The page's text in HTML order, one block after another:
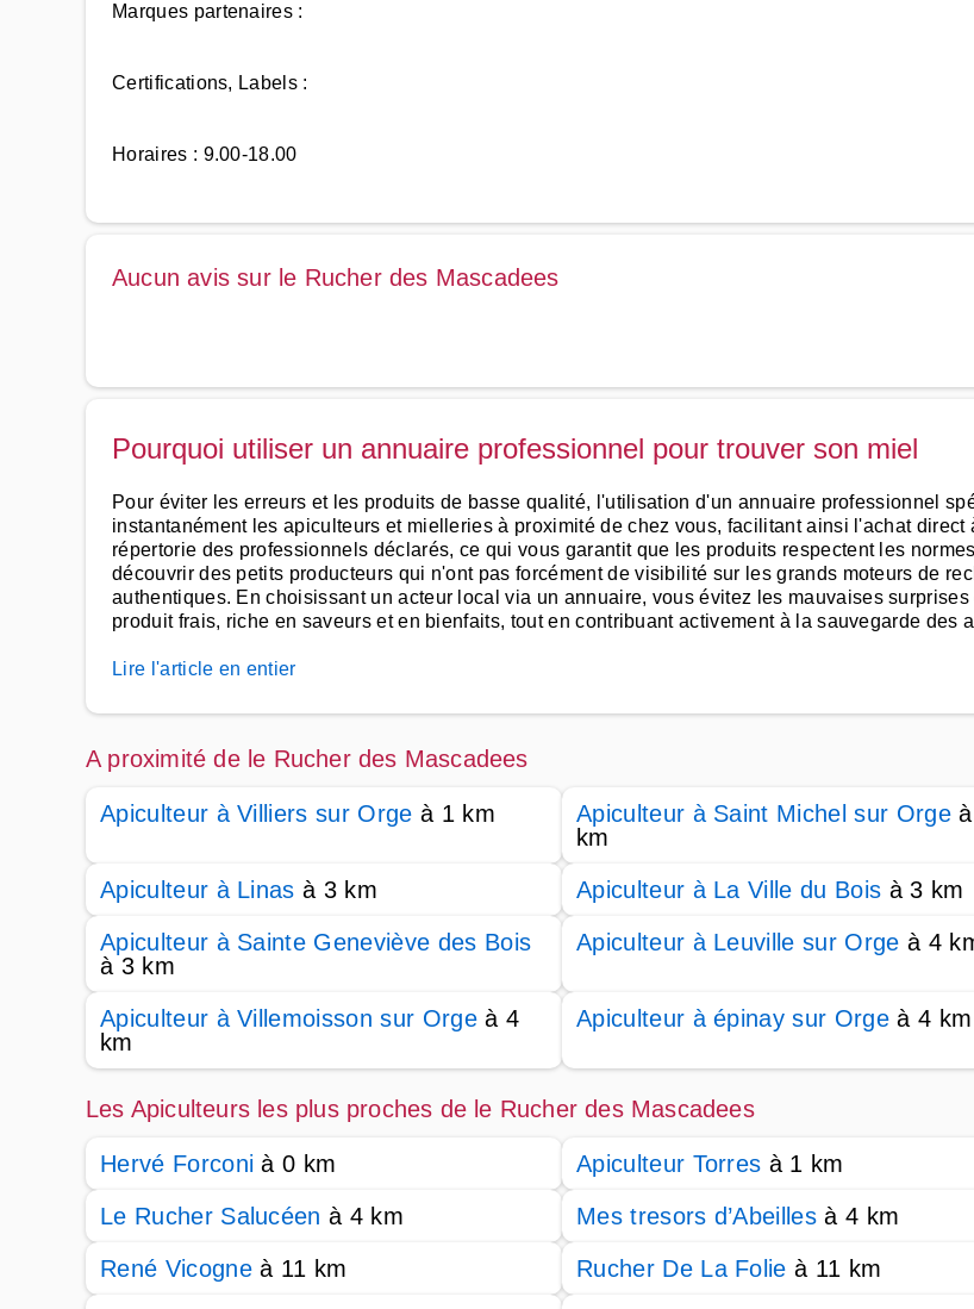
Marques partenaires :
Certifications, Labels :
Horaires : 9.00-18.00
Aucun avis sur le Rucher des Mascadees
Pourquoi utiliser un annuaire professionnel pour trouver son miel
Pour éviter les erreurs et les produits de basse qualité, l'utilisation d'un annuaire professionnel
instantanément les apiculteurs et mielleries à proximité de chez vous, facilitant ainsi l'achat
répertorie des professionnels déclarés, ce qui vous garantit que les produits respectent les
découvrir des petits producteurs qui n'ont pas forcément de visibilité sur les grands moteurs de
authentiques. En choisissant un acteur local via un annuaire, vous évitez les mauvaises
produit frais, riche en saveurs et en bienfaits, tout en contribuant activement à la sauvegarde des
Lire l'article en entier
A proximité de le Rucher des Mascadees
Apiculteur à Villiers sur Orge à 1 km Apiculteur à Saint Michel sur Orgeà
km
Apiculteur à Linas à 3 km Apiculteur à La Ville du Bois à 3 km
Apiculteur à Sainte Geneviève des Bois
à 3 km
Apiculteur à Leuville sur Orge à 4
Apiculteur à Villemoisson sur Orgeà 4
km
Apiculteur à épinay sur Orgeà 4 km
Les Apiculteurs les plus proches de le Rucher des Mascadees
Hervé Forconi à 0 km Apiculteur Torres à 1 km
Le Rucher Salucéen à 4 km Mes tresors d’Abeilles à 4 km
René Vicogneà 11 km Rucher De La Folie à 11 km